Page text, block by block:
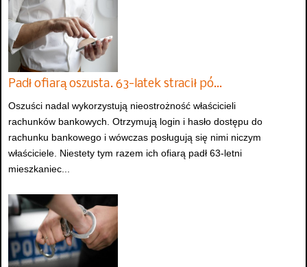
Padł ofiarą oszusta. 63-latek stracił pó…
Oszuści nadal wykorzystują nieostrożność właścicieli
rachunków bankowych. Otrzymują login i hasło dostępu do
rachunku bankowego i wówczas posługują się nimi niczym
właściciele. Niestety tym razem ich ofiarą padł 63-letni
mieszkaniec...